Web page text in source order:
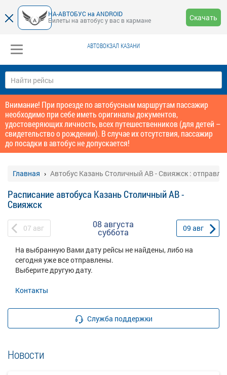
НА-АВТОБУС на ANDROID
Билеты на автобус у вас в кармане
Скачать
АВТОВОКЗАЛ КАЗАНИ
Внимание! При проезде по автобусным маршрутам пассажир
необходимо при себе иметь оригиналы документов,
удостоверяющих личность, всех путешественников (для детей –
свидетельство о рождении). В случае их отсутствия, пассажир
до посадки в автобус не допускается!
Главная Автобус Казань Столичный АВ - Свияжск :
Расписание автобуса Казань Столичный АВ -
Свияжск
07 авг 08 августа
суббота 09 авг
На выбранную Вами дату рейсы не найдены, либо на
сегодня уже все отправлены.
Выберите другую дату.
Контакты
Служба поддержки
Новости